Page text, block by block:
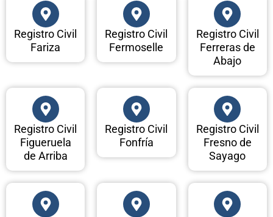
Registro Civil
Fariza
Registro Civil
Fermoselle
Registro Civil
Ferreras de
Abajo
Registro Civil
Figueruela
de Arriba
Registro Civil
Fonfría
Registro Civil
Fresno de
Sayago